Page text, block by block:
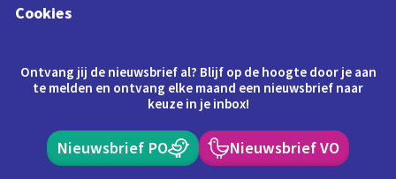
Cookies
Ontvang jij de nieuwsbrief al? Blijf op de hoogte door je aan
te melden en ontvang elke maand een nieuwsbrief naar
keuze in je inbox!
Nieuwsbrief PO Nieuwsbrief VO